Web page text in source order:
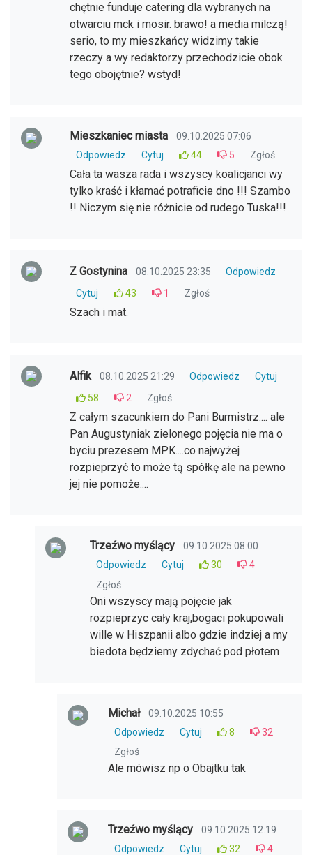
chętnie funduje catering dla wybranych na
otwarciu mck i mosir. brawo! a media milczą!
serio, to my mieszkańcy widzimy takie
rzeczy a wy redaktorzy przechodzicie obok
tego obojętnie? wstyd!
Mieszkaniec miasta
09.10.2025 07:06
Odpowiedz
Cytuj 44 5 Zgłoś
Cała ta wasza rada i wszyscy koalicjanci wy
tylko kraść i kłamać potraficie dno !!! Szambo
!! Niczym się nie różnicie od rudego Tuska!!!
Z Gostynina 08.10.2025 23:35
Odpowiedz
Cytuj
43 1 Zgłoś
Szach i mat.
Alfik 08.10.2025 21:29 Odpowiedz
Cytuj
58
2 Zgłoś
Z całym szacunkiem do Pani Burmistrz.... ale
Pan Augustyniak zielonego pojęcia nie ma o
byciu prezesem MPK....co najwyżej
rozpieprzyć to może tą spółkę ale na pewno
jej nie pomoże....
Trzeźwo myślący
09.10.2025 08:00
Odpowiedz
Cytuj 30
4
Zgłoś
Oni wszyscy mają pojęcie jak
rozpieprzyc cały kraj,bogaci pokupowali
wille w Hiszpanii albo gdzie indziej a my
biedota będziemy zdychać pod płotem
Michał
09.10.2025 10:55
Odpowiedz
Cytuj 8
32
Zgłoś
Ale mówisz np o Obajtku tak
Trzeźwo myślący
09.10.2025 12:19
Odpowiedz
Cytuj 32
4